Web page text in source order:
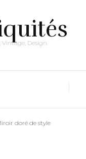
Design
doré de style